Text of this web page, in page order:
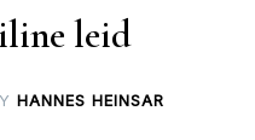
leid
HANNES HEINSAR